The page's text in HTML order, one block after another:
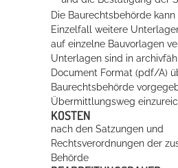
Die Baurechtsbehörde
Einzelfall weitere
auf einzelne Bauvorlagen
Unterlagen sind in
Document Format (pdf/A)
Baurechtsbehörde
Übermittlungsweg
KOSTEN
nach den Satzungen und
Rechtsverordnungen der
Behörde